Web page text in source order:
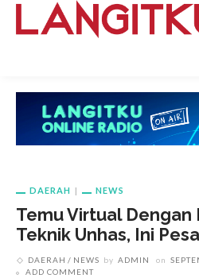
DAERAH NEWS
Temu Virtual Dengan
Teknik Unhas, Ini
DAERAH NEWS by ADMIN on
ADD COMMENT